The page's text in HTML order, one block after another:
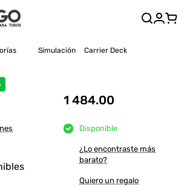
Simulación Carrier Deck
1 484.00
Disponible
¿Lo encontraste más
barato?
Quiero un regalo